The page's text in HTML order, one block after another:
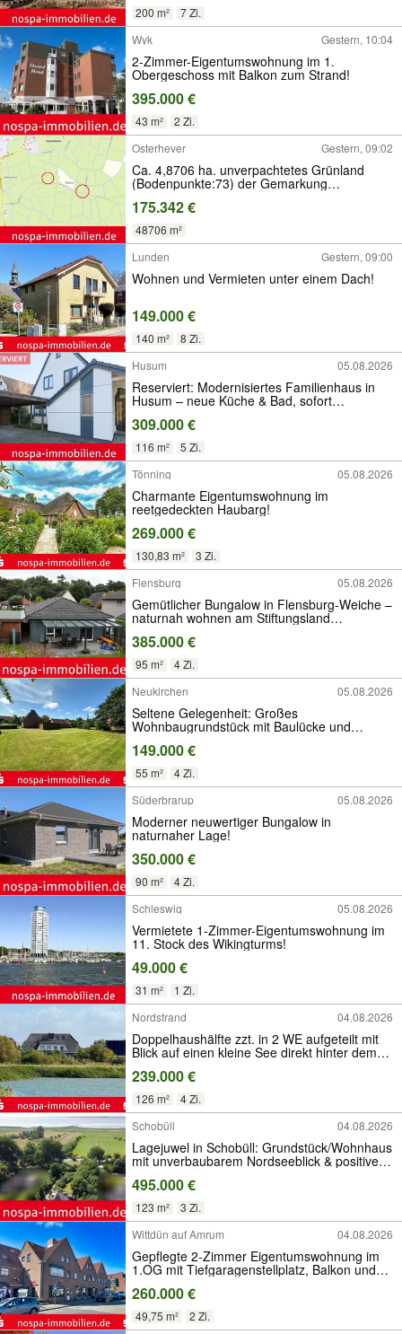
200 m²
7 Zi.
Wyk
Gestern, 10:04
2-Zimmer-Eigentumswohnung im 1.
Obergeschoss mit Balkon zum Strand!
395.000 €
43 m²
2 Zi.
Osterhever
Gestern, 09:02
Ca. 4,8706 ha. unverpachtetes Grünland
(Bodenpunkte:73) der Gemarkung
Osterhever
175.342 €
48706 m²
Lunden
Gestern, 09:00
Wohnen und Vermieten unter einem Dach!
149.000 €
140 m²
8 Zi.
Husum
05.08.2026
Reserviert: Modernisiertes Familienhaus in
Husum – neue Küche & Bad, sofort
309.000 €
116 m²
5 Zi.
Tönning
05.08.2026
Charmante Eigentumswohnung im
reetgedeckten Haubarg!
269.000 €
130,83 m²
3 Zi.
Flensburg
05.08.2026
Gemütlicher Bungalow in Flensburg-Weiche –
naturnah wohnen am Stiftungsland
385.000 €
95 m²
4 Zi.
Neukirchen
05.08.2026
Seltene Gelegenheit: Großes
Wohnbaugrundstück mit Baulücke und
Restbausubstanz
149.000 €
55 m²
4 Zi.
Süderbrarup
05.08.2026
Moderner neuwertiger Bungalow in
naturnaher Lage!
350.000 €
90 m²
4 Zi.
Schleswig
05.08.2026
Vermietete 1-Zimmer-Eigentumswohnung im
11. Stock des Wikingturms!
49.000 €
31 m²
1 Zi.
Nordstrand
04.08.2026
Doppelhaushälfte zzt. in 2 WE aufgeteilt mit
Blick auf einen kleine See direkt hinter dem
239.000 €
126 m²
4 Zi.
Schobüll
04.08.2026
Lagejuwel in Schobüll: Grundstück/Wohnhaus
mit unverbaubarem Nordseeblick & positivem
495.000 €
123 m²
3 Zi.
Wittdün auf Amrum
04.08.2026
Gepflegte 2-Zimmer Eigentumswohnung im
1.OG mit Tiefgaragenstellplatz, Balkon und
260.000 €
49,75 m²
2 Zi.